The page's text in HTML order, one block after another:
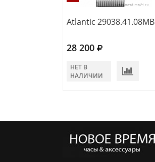
Atlantic 29038.41.08MB
28 200
НЕТ В
НАЛИЧИИ